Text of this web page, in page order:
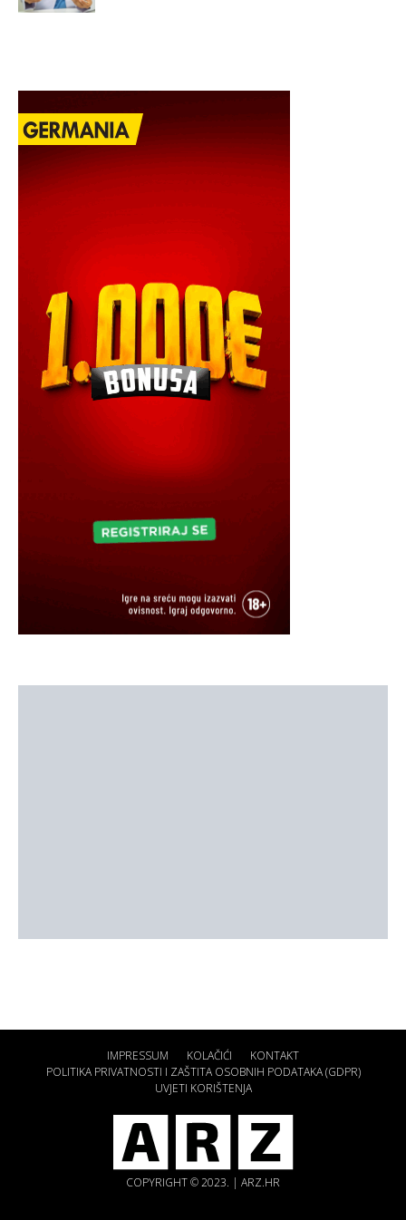
IMPRESSUM KOLAČIĆI
KONTAKT
POLITIKA PRIVATNOSTI I ZAŠTITA OSOBNIH PODATAKA (GDPR)
UVJETI KORIŠTENJA
COPYRIGHT © 2023. | ARZ.HR